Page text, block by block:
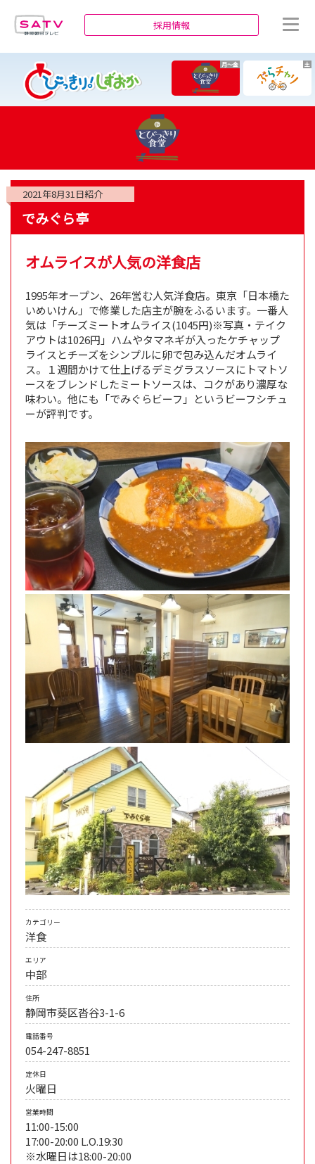
採用情報
月～金 土
2021年8月31日紹介
でみぐら亭
オムライスが人気の洋食店
1995年オープン、26年営む人気洋食店。東京「日本橋た
いめいけん」で修業した店主が腕をふるいます。一番人
気は「チーズミートオムライス(1045円)※写真・テイク
アウトは1026円」ハムやタマネギが入ったケチャップ
ライスとチーズをシンプルに卵で包み込んだオムライ
ス。１週間かけて仕上げるデミグラスソースにトマトソ
ースをブレンドしたミートソースは、コクがあり濃厚な
味わい。他にも「でみぐらビーフ」というビーフシチュ
ーが評判です。
カテゴリー
洋食
エリア
中部
住所
静岡市葵区沓谷3-1-6
電話番号
054-247-8851
定休日
火曜日
営業時間
11:00-15:00
17:00-20:00 L.O.19:30
※水曜日は18:00-20:00